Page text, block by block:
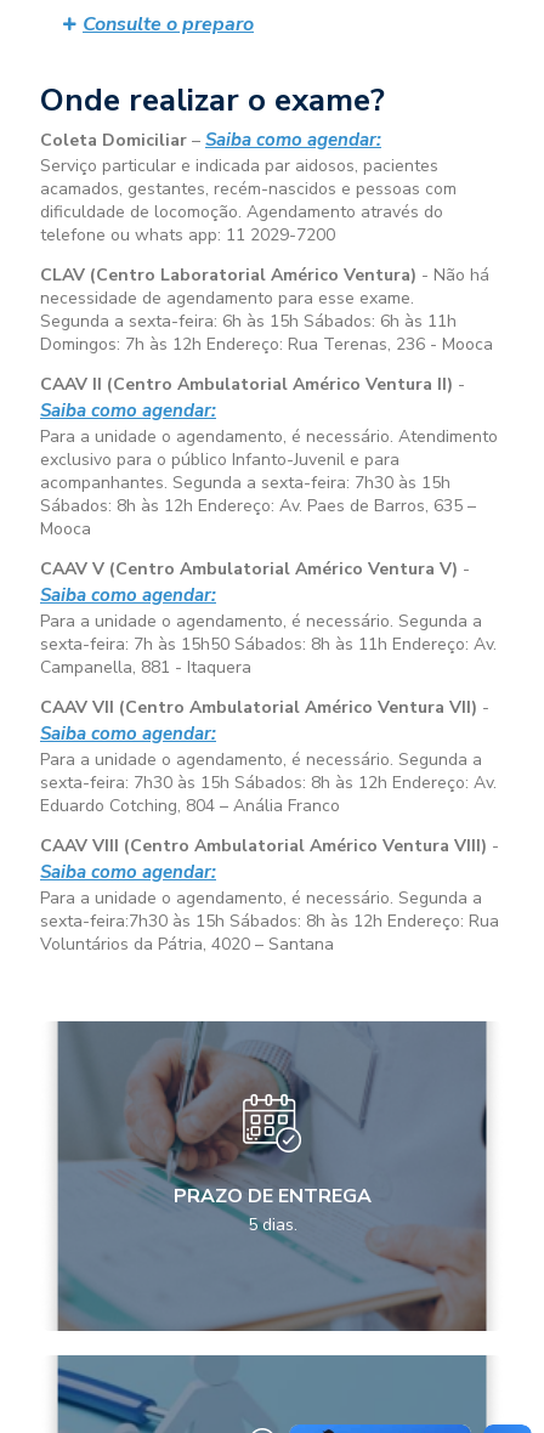
Consulte o preparo
Onde realizar o exame?
Coleta Domiciliar – Saiba como agendar:
Serviço particular e indicada par aidosos, pacientes
acamados, gestantes, recém-nascidos e pessoas com
dificuldade de locomoção. Agendamento através do
telefone ou whats app: 11 2029-7200
CLAV (Centro Laboratorial Américo Ventura) - Não há
necessidade de agendamento para esse exame.
Segunda a sexta-feira: 6h às 15h Sábados: 6h às 11h
Domingos: 7h às 12h Endereço: Rua Terenas, 236 - Mooca
CAAV II (Centro Ambulatorial Américo Ventura II) -
Saiba como agendar:
Para a unidade o agendamento, é necessário. Atendimento
exclusivo para o público Infanto-Juvenil e para
acompanhantes. Segunda a sexta-feira: 7h30 às 15h
Sábados: 8h às 12h Endereço: Av. Paes de Barros, 635 –
Mooca
CAAV V (Centro Ambulatorial Américo Ventura V) -
Saiba como agendar:
Para a unidade o agendamento, é necessário. Segunda a
sexta-feira: 7h às 15h50 Sábados: 8h às 11h Endereço: Av.
Campanella, 881 - Itaquera
CAAV VII (Centro Ambulatorial Américo Ventura VII) -
Saiba como agendar:
Para a unidade o agendamento, é necessário. Segunda a
sexta-feira: 7h30 às 15h Sábados: 8h às 12h Endereço: Av.
Eduardo Cotching, 804 – Anália Franco
CAAV VIII (Centro Ambulatorial Américo Ventura VIII) -
Saiba como agendar:
Para a unidade o agendamento, é necessário. Segunda a
sexta-feira:7h30 às 15h Sábados: 8h às 12h Endereço: Rua
Voluntários da Pátria, 4020 – Santana
PRAZO DE ENTREGA
5 dias.